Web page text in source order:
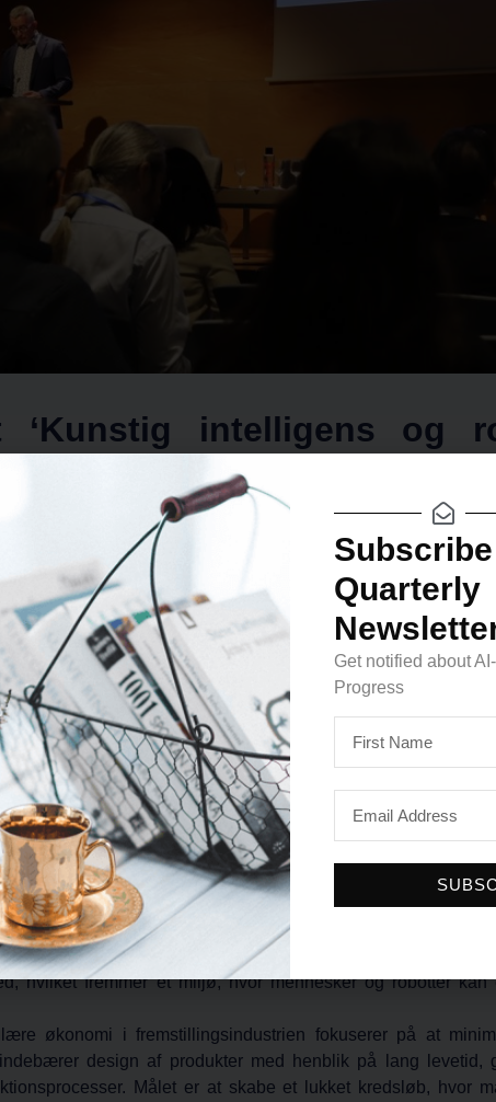
‘Kunstig intelligens og
vært for lanceringsarrangementet “Artificial Intelligence and
Internacional de Máquina-Herramientaog havde
og offentlige institutioner. Arrangementet gav
intelligens og robotteknologi fra brugervirksomheder og
tilgange til anvendelsen af disse teknologier.
servicekatalog
AI-Matters’ hjemmeside. Dette katalog indeholder over
Optimering af fabriksgulvet i produktionen fokuserer på
driften. Målet er at forbedre effektiviteten, minimere spild
overvågning i realtid, hvilket sikrer et problemfrit og optimeret
produktionsmiljø fokuserer menneske-robot-interaktion
og robotter. Effektiv HRI i produktionen fører til øget
hvilket fremmer et miljø, hvor mennesker og robotter
økonomi i fremstillingsindustrien fokuserer på at
design af produkter med henblik på lang levetid,
Målet er at skabe et lukket kredsløb, hvor
Quarterly
Get notified about
Progress